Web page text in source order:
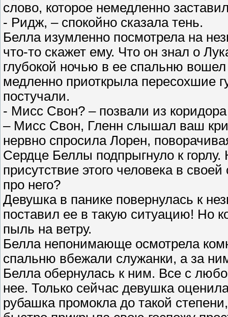
слово, которое немедленно
- Ридж, – спокойно сказала тень.
Белла изумленно посмотрела на
что-то скажет ему. Что он знал о
глубокой ночью в ее спальню
медленно приоткрыла пересохшие
постучали.
- Мисс Свон? – позвали из
– Мисс Свон, Гленн слышал ваш
нервно спросила Лорен,
Сердце Беллы подпрыгнуло к
присутствие этого человека в
про него?
Девушка в панике повернулась к
поставил ее в такую ситуацию! Но
пыль на ветру.
Белла непонимающе осмотрела
спальню вбежали служанки, а за
Белла обернулась к ним. Все с
нее. Только сейчас девушка
рубашка промокла до такой